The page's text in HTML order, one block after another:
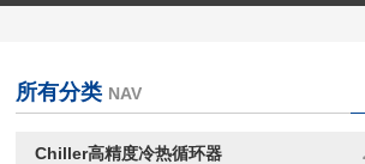
所有分类 NAV
Chiller高精度冷热循环器